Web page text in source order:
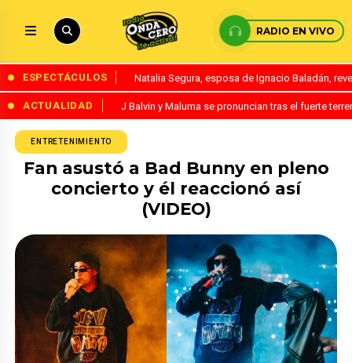
RADIO EN VIVO
ESPECTÁCULOS Natalia Segura, esposa de Ignacio Baladán,
ACTUALIDAD J Balvin y Maluma se pronuncian tras el fuerte
ENTRETENIMIENTO
Fan asustó a Bad Bunny en pleno
concierto y él reaccionó así
(VIDEO)